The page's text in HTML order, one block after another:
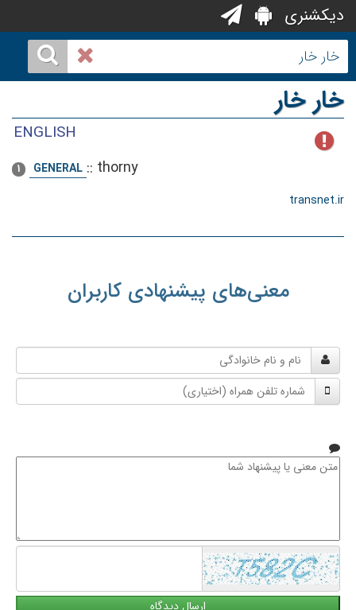
دیکشنری
خار خار
ENGLISH
1 GENERAL :: thorny
transnet.ir
معنی‌های پیشنهادی کاربران
و
نام
خانوادگی
شماره
تلفن
متن